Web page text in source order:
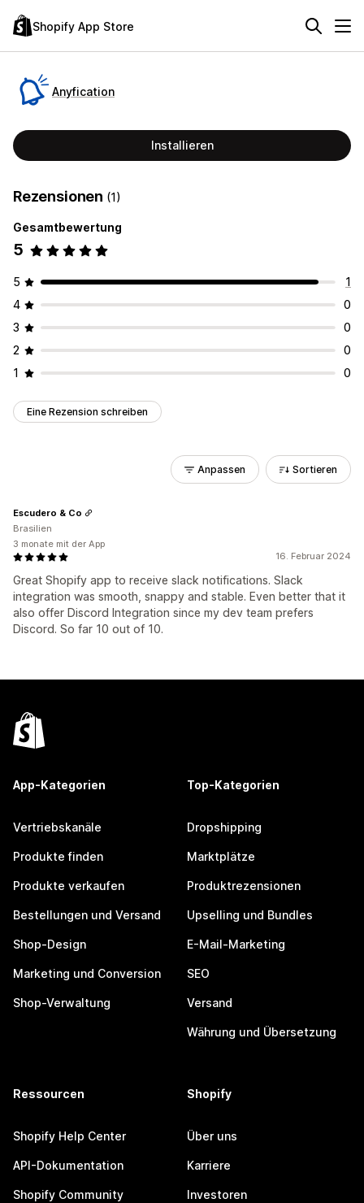
Shopify App Store
Anyfication
Installieren
Rezensionen (1)
Gesamtbewertung
5
5
1
4
0
3
0
2
0
1
0
Eine Rezension schreiben
Anpassen Sortieren
16. Februar 2024
Great Shopify app to receive slack notifications. Slack
integration was smooth, snappy and stable. Even better that it
also offer Discord Integration since my dev team prefers
Discord. So far 10 out of 10.
Escudero & Co
Brasilien
3 monate mit der App
App-Kategorien
Vertriebskanäle
Produkte finden
Produkte verkaufen
Bestellungen und Versand
Shop-Design
Marketing und Conversion
Shop-Verwaltung
Top-Kategorien
Dropshipping
Marktplätze
Produktrezensionen
Upselling und Bundles
E-Mail-Marketing
SEO
Versand
Währung und Übersetzung
Ressourcen
Shopify Help Center
API-Dokumentation
Shopify Community
Shopify
Über uns
Karriere
Investoren